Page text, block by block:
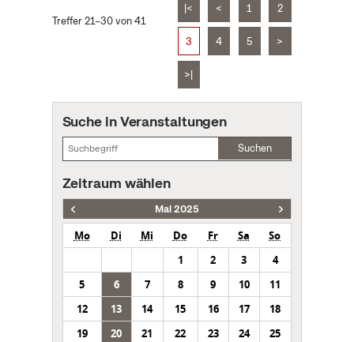
Treffer 21–30 von 41
|< < 1 2
3 4 5 >
>|
Suche in Veranstaltungen
Suchen
Zeitraum wählen
Mai 2025
Mo Di Mi Do Fr Sa
So
1
2 3
4
5
6 7 8 9 10
11
12
13 14 15 16 17
18
19
20 21 22 23 24
25